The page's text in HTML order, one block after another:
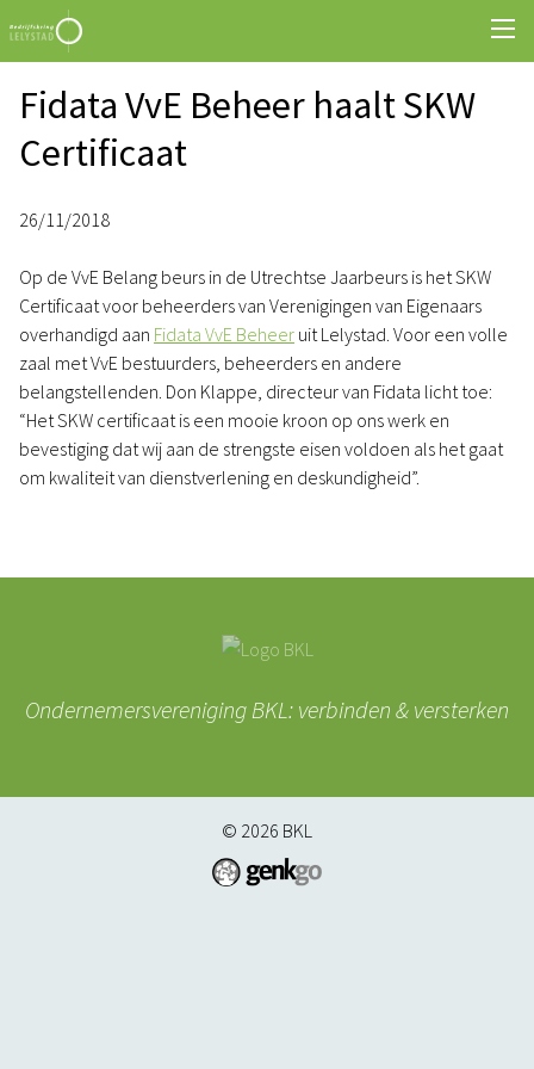
Fidata VvE Beheer haalt SKW
Certificaat
26/11/2018
Op de VvE Belang beurs in de Utrechtse Jaarbeurs is het SKW
Certificaat voor beheerders van Verenigingen van Eigenaars
overhandigd aan Fidata VvE Beheer uit Lelystad. Voor een volle
zaal met VvE bestuurders, beheerders en andere
belangstellenden. Don Klappe, directeur van Fidata licht toe:
“Het SKW certificaat is een mooie kroon op ons werk en
bevestiging dat wij aan de strengste eisen voldoen als het gaat
om kwaliteit van dienstverlening en deskundigheid”.
Ondernemersvereniging BKL: verbinden & versterken
© 2026 BKL